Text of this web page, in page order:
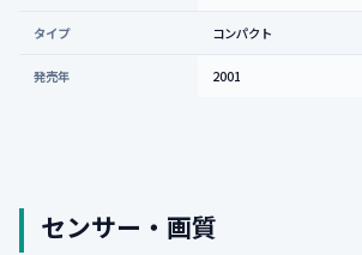
タイプ コンパクト
発売年 2001
センサー・画質